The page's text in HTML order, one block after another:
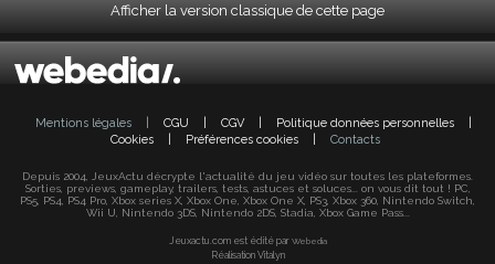
Afficher la version classique de cette page
Mentions légales CGU CGV Politique données personnelles
Cookies
Préférences cookies Contacts
Depuis 2004, JeuxActu décrypte l'actualité du jeu vidéo sur toutes les plateformes.
Sorties, previews, gameplay, trailers, tests, astuces et soluces... on vous dit tout ! PC,
PS5, PS4, PS4 Pro, Xbox series X, Xbox One, Xbox One X, PS3, Xbox 360, Nintendo Switch,
Wii U, Nintendo 3DS, Nintendo 2DS, Stadia, Xbox Game Pass...
Jeuxactu.com est édité par Webedia
Réalisation Vitalyn